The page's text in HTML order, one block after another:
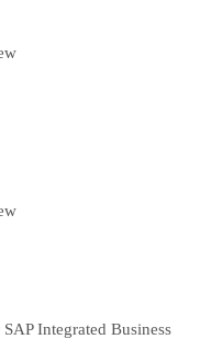
Integrated Business